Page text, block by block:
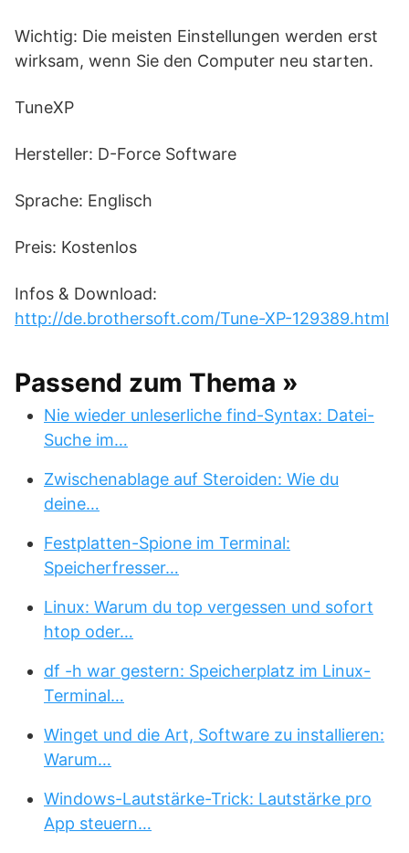
Wichtig: Die meisten Einstellungen werden erst
wirksam, wenn Sie den Computer neu starten.
TuneXP
Hersteller: D-Force Software
Sprache: Englisch
Preis: Kostenlos
Infos & Download:
http://de.brothersoft.com/Tune-XP-129389.html
Passend zum Thema »
Nie wieder unleserliche find-Syntax: Datei-
Suche im…
Zwischenablage auf Steroiden: Wie du
deine…
Festplatten-Spione im Terminal:
Speicherfresser…
Linux: Warum du top vergessen und sofort
htop oder…
df -h war gestern: Speicherplatz im Linux-
Terminal…
Winget und die Art, Software zu installieren:
Warum…
Windows-Lautstärke-Trick: Lautstärke pro
App steuern…